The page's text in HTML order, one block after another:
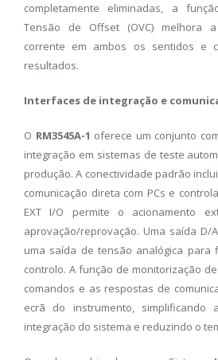
completamente eliminadas, a
Tensão de Offset (OVC) melhora
corrente em ambos os sentidos e
resultados.
Interfaces de integração e
O RM3545A-1 oferece um conjunto
integração em sistemas de teste
produção. A conectividade padrão inclui
comunicação direta com PCs e
EXT I/O permite o acionamento
aprovação/reprovação. Uma saída D/
uma saída de tensão analógica para
controlo. A função de monitorização
comandos e as respostas de
ecrã do instrumento, simplificando
integração do sistema e reduzindo o